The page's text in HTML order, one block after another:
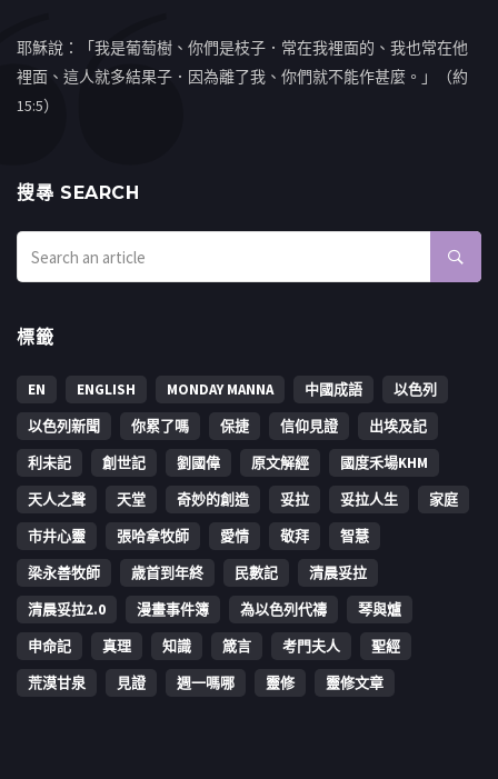
耶穌說：「我是葡萄樹、你們是枝子．常在我裡面的、我也常在他
裡面、這人就多結果子．因為離了我、你們就不能作甚麼。」（約
15:5）
搜㝷 SEARCH
標籤
EN ENGLISH MONDAY MANNA 中國成語
以色列
以色列新聞
你累了嗎 保捷 信仰見證
出埃及記
利未記
創世記 劉國偉 原文解經
國度禾場KHM
天人之聲
天堂 奇妙的創造 妥拉 妥拉人生
家庭
市井心靈
張哈拿牧師 愛情 敬拜
智慧
梁永善牧師
歳首到年終 民數記
清晨妥拉
清晨妥拉2.0
漫畫事件簿 為以色列代禱
琴與爐
申命記
真理 知識 箴言 考門夫人
聖經
荒漠甘泉
見證 週一嗎哪 靈修 靈修文章